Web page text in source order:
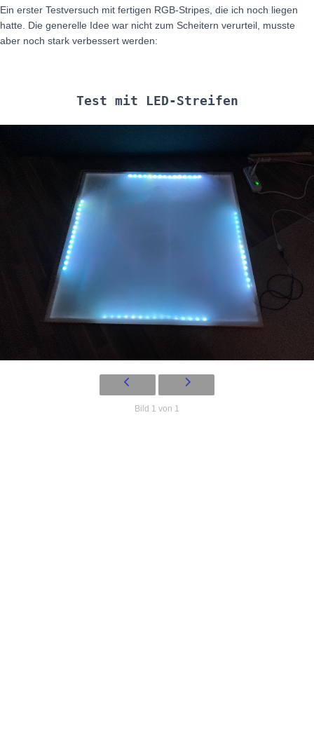
Ein erster Testversuch mit fertigen RGB-Stripes, die ich noch liegen
hatte. Die generelle Idee war nicht zum Scheitern verurteil, musste
aber noch stark verbessert werden:
Test mit LED-Streifen
Bild 1 von 1